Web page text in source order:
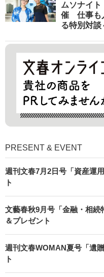
ムソナイト
催 仕事も
る特別対談
PRESENT & EVENT
週刊文春7月2日号「資産運
ト
文藝春秋9月号「金融・相
＆プレゼント
週刊文春WOMAN夏号「遺
ト